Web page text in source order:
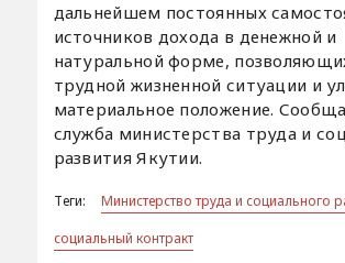
дальнейшем постоянных
источников дохода в денежной и
натуральной форме,
трудной жизненной ситуации и
материальное положение.
служба министерства труда и
развития Якутии.
Теги:
Министерство труда и социального
социальный контракт